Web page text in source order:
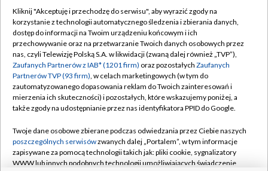
TVP
Abonament TVP
Sklep TVP
Biuro Reklamy
Oferta Handlowa
Emisja w TVP
Rada Programowa
Regulamin TVP
Polityka prywatności
Moje zgody
Biuro reklamy
Kanały
Kliknij "Akceptuję i przechodzę do serwisu", aby wyrazić zgody na
korzystanie z technologii automatycznego śledzenia i zbierania danych,
dostęp do informacji na Twoim urządzeniu końcowym i ich
przechowywanie oraz na przetwarzanie Twoich danych osobowych przez
nas, czyli Telewizję Polską S.A. w likwidacji (zwaną dalej również „TVP”),
Zaufanych Partnerów z IAB* (1201 firm) oraz pozostałych Zaufanych
Partnerów TVP (93 firm), w celach marketingowych (w tym do
zautomatyzowanego dopasowania reklam do Twoich zainteresowań i
mierzenia ich skuteczności) i pozostałych, które wskazujemy poniżej, a
także zgody na udostępnianie przez nas identyfikatora PPID do Google.
Twoje dane osobowe zbierane podczas odwiedzania przez Ciebie naszych
poszczególnych serwisówzwanych dalej „Portalem”, w tym informacje
zapisywane za pomocą technologii takich jak: pliki cookie, sygnalizatory
WWW lub innych podobnych technologii umożliwiających świadczenie